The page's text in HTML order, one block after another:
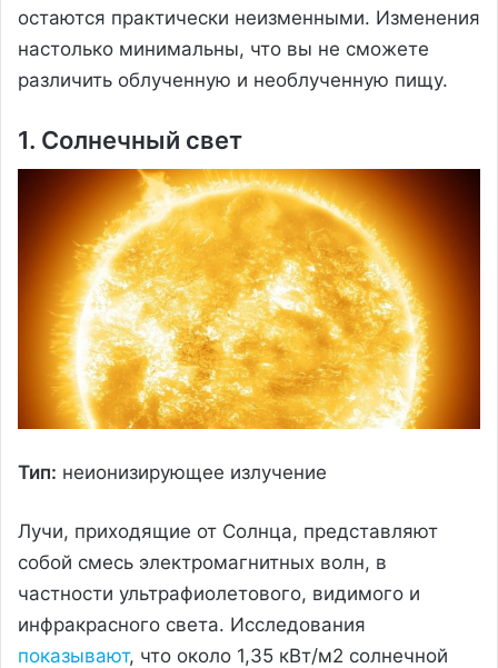
остаются практически неизменными. Изменения
настолько минимальны, что вы не сможете
различить облученную и необлученную пищу.
1. Солнечный свет
Тип: неионизирующее излучение
Лучи, приходящие от Солнца, представляют
собой смесь электромагнитных волн, в
частности ультрафиолетового, видимого и
инфракрасного света. Исследования
показывают, что около 1,35 кВт/м2 солнечной